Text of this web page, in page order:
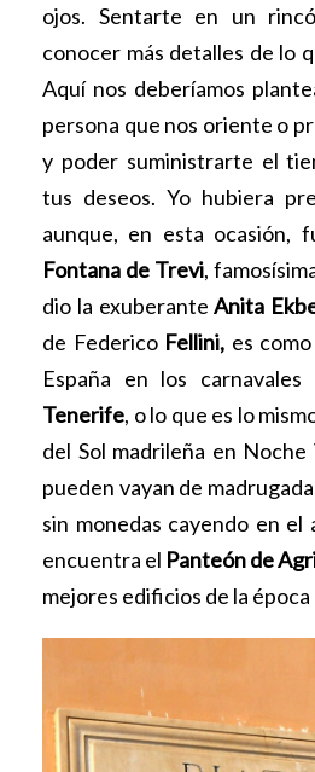
ojos. Sentarte en un
conocer más detalles de lo
Aquí nos deberíamos
persona que nos oriente o
y poder suministrarte el
tus deseos. Yo hubiera
aunque, en esta ocasión,
Fontana de Trevi,
dio la exuberanteAnita
de Federico Fellini, es
España en los carnavales
Tenerife, o lo que es lo
del Sol madrileña en Noche
pueden vayan de
sin monedas cayendo en el
encuentra el Panteón de
mejores edificios de la época